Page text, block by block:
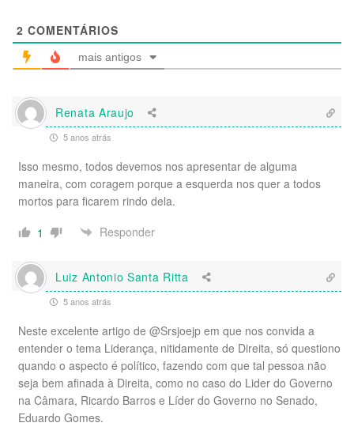
2 COMENTÁRIOS
mais antigos
Renata Araujo
5 anos atrás
Isso mesmo, todos devemos nos apresentar de alguma
maneira, com coragem porque a esquerda nos quer a todos
mortos para ficarem rindo dela.
1
Responder
Luiz Antonio Santa Ritta
5 anos atrás
Neste excelente artigo de @Srsjoejp em que nos convida a
entender o tema Liderança, nitidamente de Direita, só questiono
quando o aspecto é político, fazendo com que tal pessoa não
seja bem afinada à Direita, como no caso do Lider do Governo
na Câmara, Ricardo Barros e Líder do Governo no Senado,
Eduardo Gomes.